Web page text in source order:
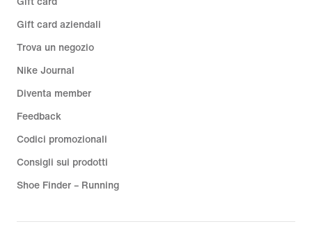
Gift card aziendali
Trova un negozio
Nike Journal
Diventa member
Feedback
Codici promozionali
Consigli sui prodotti
Shoe Finder – Running